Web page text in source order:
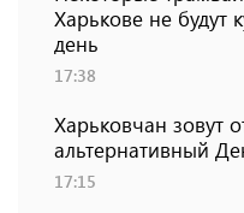
Харькове не будут
день
17:38
Харьковчан зовут
альтернативный
17:15